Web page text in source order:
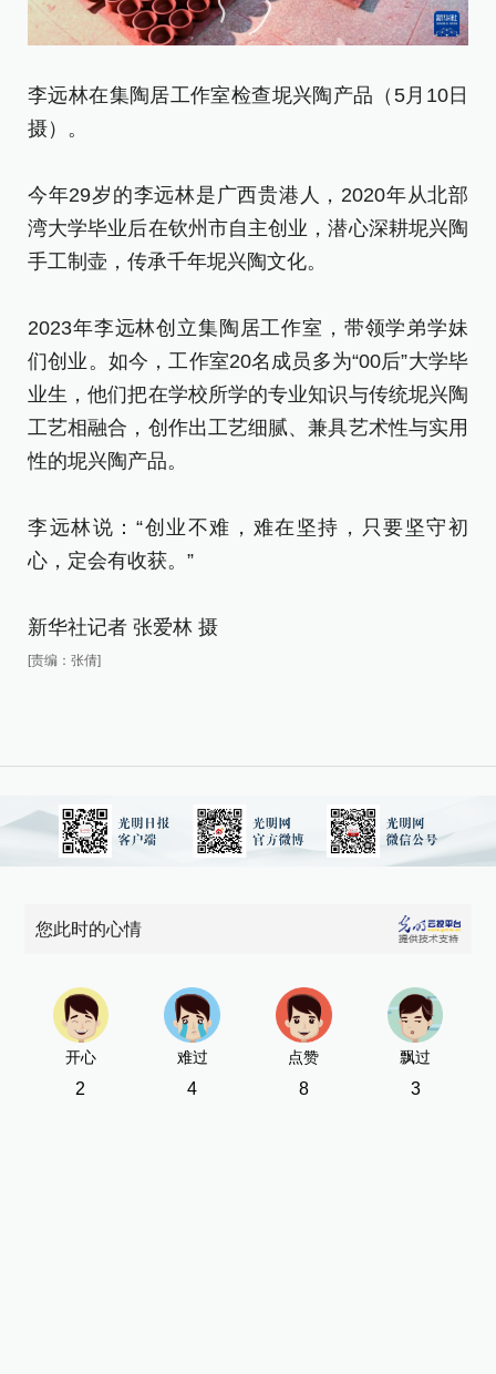
李远林在集陶居工作室检查坭兴陶产品（5月10日
摄）。
今年29岁的李远林是广西贵港人，2020年从北部
湾大学毕业后在钦州市自主创业，潜心深耕坭兴陶
手工制壶，传承千年坭兴陶文化。
2023年李远林创立集陶居工作室，带领学弟学妹
们创业。如今，工作室20名成员多为“00后”大学毕
业生，他们把在学校所学的专业知识与传统坭兴陶
工艺相融合，创作出工艺细腻、兼具艺术性与实用
性的坭兴陶产品。
李远林说：“创业不难，难在坚持，只要坚守初
心，定会有收获。”
新华社记者 张爱林 摄
[责编：张倩]
您此时的心情
开心
2
难过
4
点赞
8
飘过
3